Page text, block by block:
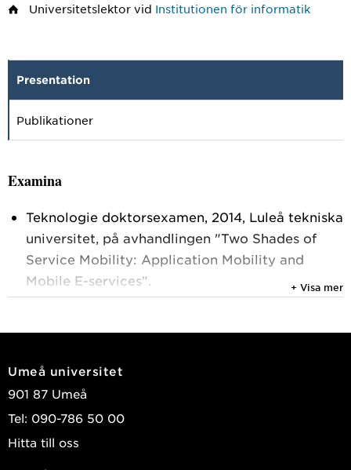
Universitetslektor vid Institutionen för informatik
Presentation
Publikationer
Examina
Teknologie doktorsexamen, 2014, Luleå tekniska
universitet, på avhandlingen "Two Shades of
Service Mobility: Application Mobility and
Mobile E-services".
Teknologie Licentiatexamen, 2012, Luleå
Filosofie Magisterexamen med informatik som
huvudämne, 2003, Umeå universitet.
Reviews och TPC
+ Visa mer
Umeå universitet
901 87 Umeå
Tel: 090-786 50 00
Hitta till oss